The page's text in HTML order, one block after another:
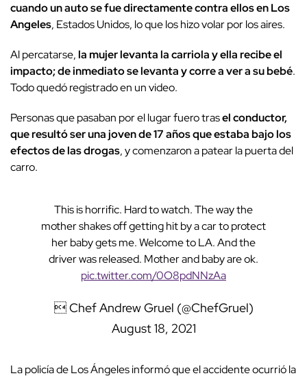
cuando un auto se fue directamente contra ellos en Los
Angeles, Estados Unidos, lo que los hizo volar por los aires.
Al percatarse,la mujer levanta la carriola y ella recibe el
impacto; de inmediato se levanta y corre a ver a su bebé.
Todo quedó registrado en un video.
Personas que pasaban por el lugar fuero trasel conductor,
que resultó ser una joven de 17 años que estaba bajo los
efectos de las drogas, y comenzaron a patear la puerta del
carro.
This is horrific. Hard to watch. The way the
mother shakes off getting hit by a car to protect
her baby gets me. Welcome to LA. And the
driver was released. Mother and baby are ok.
pic.twitter.com/0O8pdNNzAa
 Chef Andrew Gruel (@ChefGruel)
August 18, 2021
La policía de Los Ángeles informó que el accidente ocurrió la